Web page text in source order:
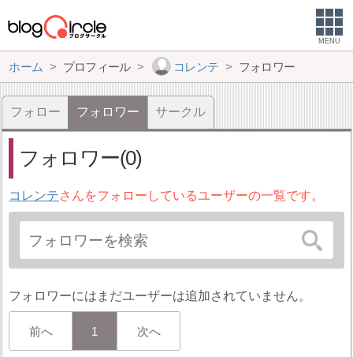
MENU
ホーム プロフィール コレンテ フォロワー
フォロー フォロワー サークル
フォロワー(0)
コレンテさんをフォローしているユーザーの一覧です。
フォロワーにはまだユーザーは追加されていません。
前へ 1 次へ